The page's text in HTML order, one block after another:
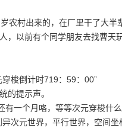
农村出来的，在厂里干了大半
，以前有个同学朋友去找曹
梭倒计时719：59：00”
的提示声。
有一个月咯，等等次元穿梭什
次元世界，平行世界，空间坐